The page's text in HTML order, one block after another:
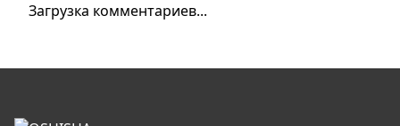
Загрузка комментариев...